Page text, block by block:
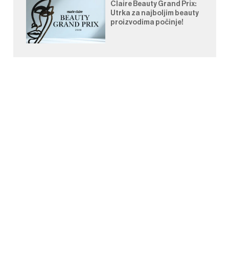
Claire Beauty Grand Prix:
Utrka za najboljim beauty
proizvodima počinje!